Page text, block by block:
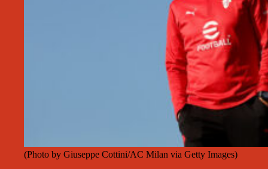
(Photo by Giuseppe Cottini/AC Milan via Getty Images)